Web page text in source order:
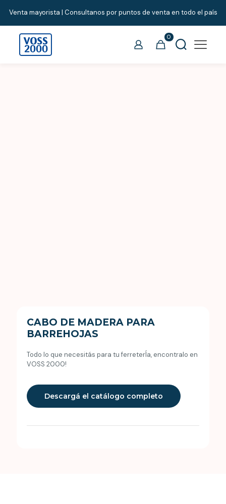
Venta mayorista | Consultanos por puntos de venta en todo el país
0
CABO DE MADERA PARA
BARREHOJAS
Todo lo que necesitás para tu ferreterÍa, encontralo en
VOSS 2000!
Descargá el catálogo completo